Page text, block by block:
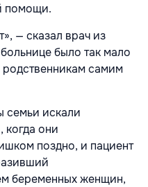
помощи.
— сказал врач из
было так мало
родственникам самим
семьи искали
когда они
поздно, и пациент
беременных женщин,